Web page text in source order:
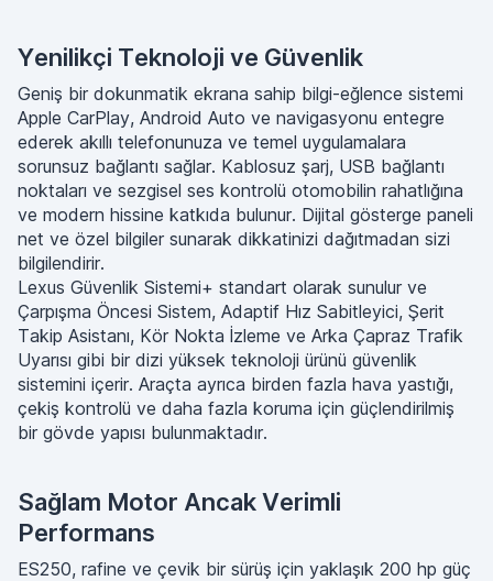
Yenilikçi Teknoloji ve Güvenlik
Geniş bir dokunmatik ekrana sahip bilgi-eğlence sistemi
Apple CarPlay, Android Auto ve navigasyonu entegre
ederek akıllı telefonunuza ve temel uygulamalara
sorunsuz bağlantı sağlar. Kablosuz şarj, USB bağlantı
noktaları ve sezgisel ses kontrolü otomobilin rahatlığına
ve modern hissine katkıda bulunur. Dijital gösterge paneli
net ve özel bilgiler sunarak dikkatinizi dağıtmadan sizi
bilgilendirir.
Lexus Güvenlik Sistemi+ standart olarak sunulur ve
Çarpışma Öncesi Sistem, Adaptif Hız Sabitleyici, Şerit
Takip Asistanı, Kör Nokta İzleme ve Arka Çapraz Trafik
Uyarısı gibi bir dizi yüksek teknoloji ürünü güvenlik
sistemini içerir. Araçta ayrıca birden fazla hava yastığı,
çekiş kontrolü ve daha fazla koruma için güçlendirilmiş
bir gövde yapısı bulunmaktadır.
Sağlam Motor Ancak Verimli
Performans
ES250, rafine ve çevik bir sürüş için yaklaşık 200 hp güç